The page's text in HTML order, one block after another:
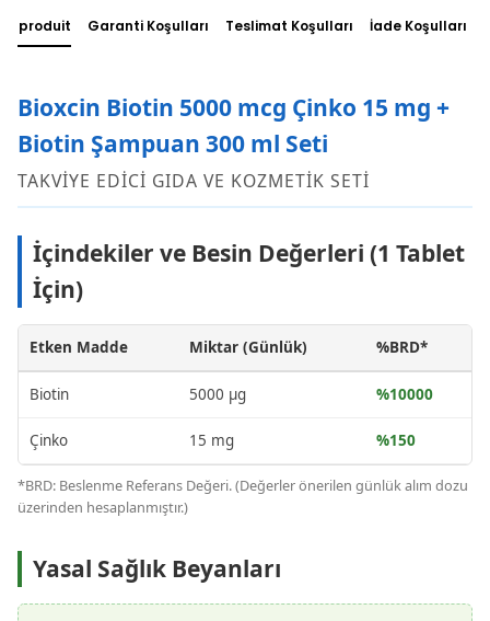
produit Garanti Koşulları Teslimat Koşulları İade Koşulları
Bioxcin Biotin 5000 mcg Çinko 15 mg +
Biotin Şampuan 300 ml Seti
TAKVİYE EDİCİ GIDA VE KOZMETİK SETİ
İçindekiler ve Besin Değerleri (1 Tablet
İçin)
Etken Madde Miktar (Günlük) %BRD*
Biotin 5000 µg %10000
Çinko 15 mg %150
*BRD: Beslenme Referans Değeri. (Değerler önerilen günlük alım dozu
üzerinden hesaplanmıştır.)
Yasal Sağlık Beyanları